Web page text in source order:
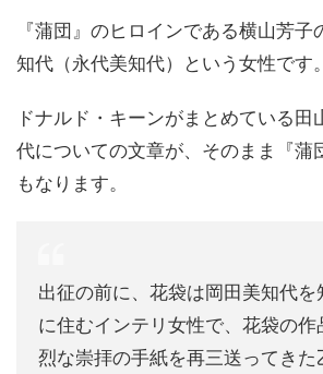
『蒲団』のヒロインである横山芳子
知代（永代美知代）という女性です。
ドナルド・キーンがまとめている田
代についての文章が、そのまま『蒲
もなります。
出征の前に、花袋は岡田美知代
に住むインテリ女性で、花袋の
烈な崇拝の手紙を再三送ってきた